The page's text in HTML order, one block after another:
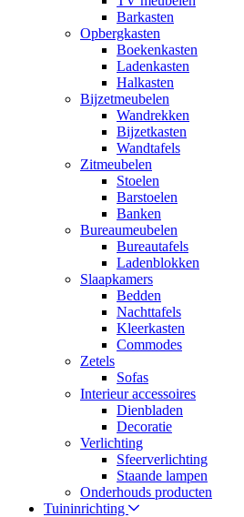
Barkasten
Opbergkasten
Boekenkasten
Ladenkasten
Halkasten
Bijzetmeubelen
Wandrekken
Bijzetkasten
Wandtafels
Zitmeubelen
Stoelen
Barstoelen
Banken
Bureaumeubelen
Bureautafels
Ladenblokken
Slaapkamers
Bedden
Nachttafels
Kleerkasten
Commodes
Zetels
Sofas
Interieur accessoires
Dienbladen
Decoratie
Verlichting
Sfeerverlichting
Staande lampen
Onderhouds producten
Tuininrichting